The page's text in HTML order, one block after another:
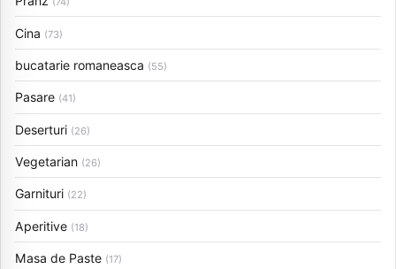
Cina (73)
bucatarie romaneasca (55)
Pasare (41)
Deserturi (26)
Vegetarian (26)
Garnituri (22)
Aperitive (18)
Masa de Paste (17)